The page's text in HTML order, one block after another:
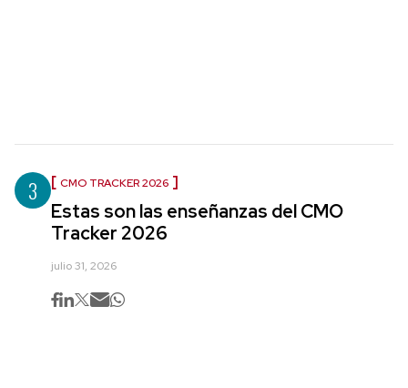
3 CMO TRACKER 2026
Estas son las enseñanzas del CMO
Tracker 2026
julio 31, 2026